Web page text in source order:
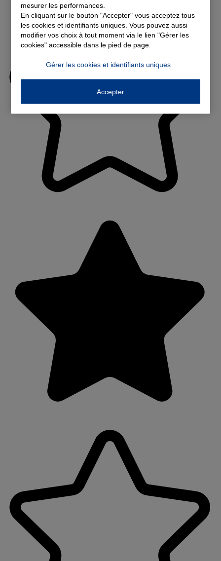
mesurer les performances.
En cliquant sur le bouton "Accepter" vous acceptez tous
les cookies et identifiants uniques. Vous pouvez aussi
modifier vos choix à tout moment via le lien "Gérer les
cookies" accessible dans le pied de page.
Gérer les cookies et identifiants uniques
Accepter